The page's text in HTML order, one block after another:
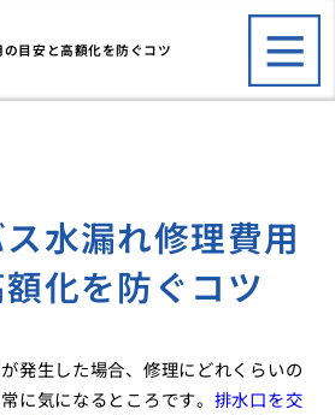
目安と高額化を防ぐコツ
水漏れ修理費用
化を防ぐコツ
発生した場合、修理にどれくらいの
に気になるところです。 排水口を交